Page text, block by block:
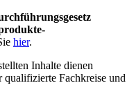
hier.
Inhalte dienen
Fachkreise und